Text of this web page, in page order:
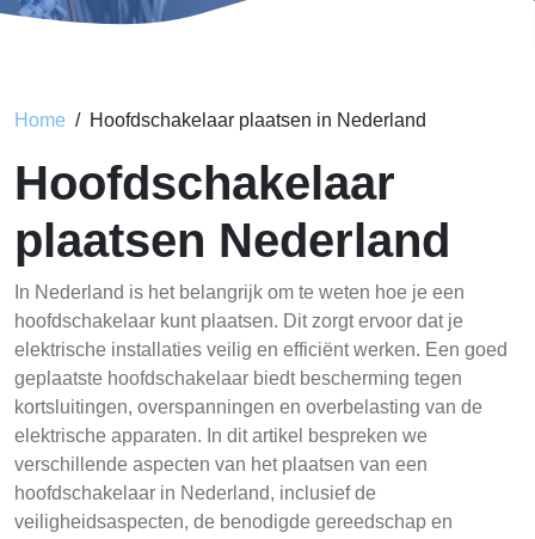
Home Hoofdschakelaar plaatsen in Nederland
Hoofdschakelaar
plaatsen Nederland
In Nederland is het belangrijk om te weten hoe je een
hoofdschakelaar kunt plaatsen. Dit zorgt ervoor dat je
elektrische installaties veilig en efficiënt werken. Een goed
geplaatste hoofdschakelaar biedt bescherming tegen
kortsluitingen, overspanningen en overbelasting van de
elektrische apparaten. In dit artikel bespreken we
verschillende aspecten van het plaatsen van een
hoofdschakelaar in Nederland, inclusief de
veiligheidsaspecten, de benodigde gereedschap en